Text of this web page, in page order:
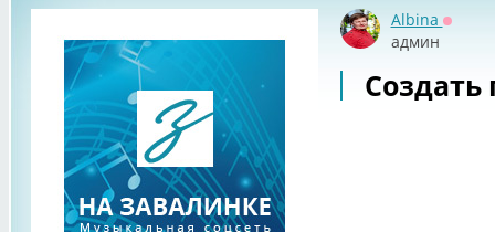
Albina
админ
Создать